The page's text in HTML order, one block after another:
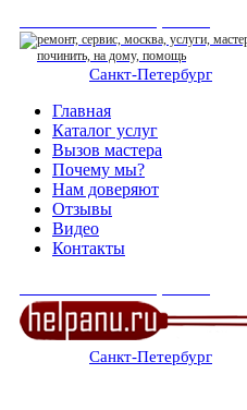
Санкт-Петербург
Главная
Каталог услуг
Вызов мастера
Почему мы?
Нам доверяют
Отзывы
Видео
Контакты
Санкт-Петербург